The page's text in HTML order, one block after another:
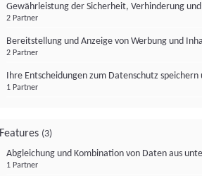
Gewährleistung der Sicherheit, Verhinderung
2 Partner
Bereitstellung und Anzeige von Werbung und
2 Partner
Ihre Entscheidungen zum Datenschutz
1 Partner
Features (3)
Abgleichung und Kombination von Daten aus
1 Partner